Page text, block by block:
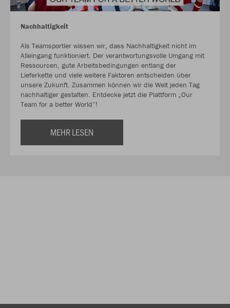
Nachhaltigkeit
Als Teamsportler wissen wir, dass Nachhaltigkeit nicht im
Alleingang funktioniert. Der verantwortungsvolle Umgang mit
Ressourcen, gute Arbeitsbedingungen entlang der
Lieferkette und viele weitere Faktoren entscheiden über
unsere Zukunft. Zusammen können wir die Welt jeden Tag
nachhaltiger gestalten. Entdecke jetzt die Plattform „Our
Team for a better World“!
MEHR LESEN